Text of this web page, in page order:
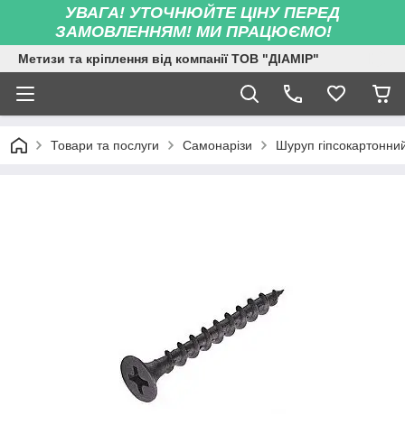
УВАГА! УТОЧНЮЙТЕ ЦІНУ ПЕРЕД
ЗАМОВЛЕННЯМ! МИ ПРАЦЮЄМО!
Метизи та кріплення від компанії ТОВ "ДІАМІР"
Товари та послуги Самонарізи Шуруп